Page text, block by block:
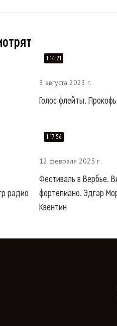
1:14:21
3 августа 2023 г.
Голос флейты.
радио
1:17:56
12 февраля 2025 г.
Фестиваль в Вербье.
фортепиано. Эдгар
Квентин